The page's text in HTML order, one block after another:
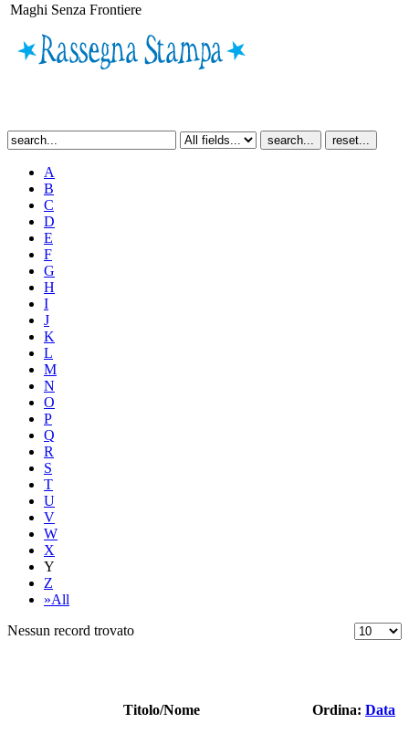
Maghi Senza Frontiere
A
B
C
D
E
F
G
H
I
J
K
L
M
N
O
P
Q
R
S
T
U
V
W
X
Y
Z
»All
Nessun record trovato
Titolo/Nome Ordina: Data